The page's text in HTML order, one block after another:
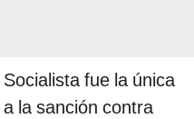
fue la única
la sanción contra